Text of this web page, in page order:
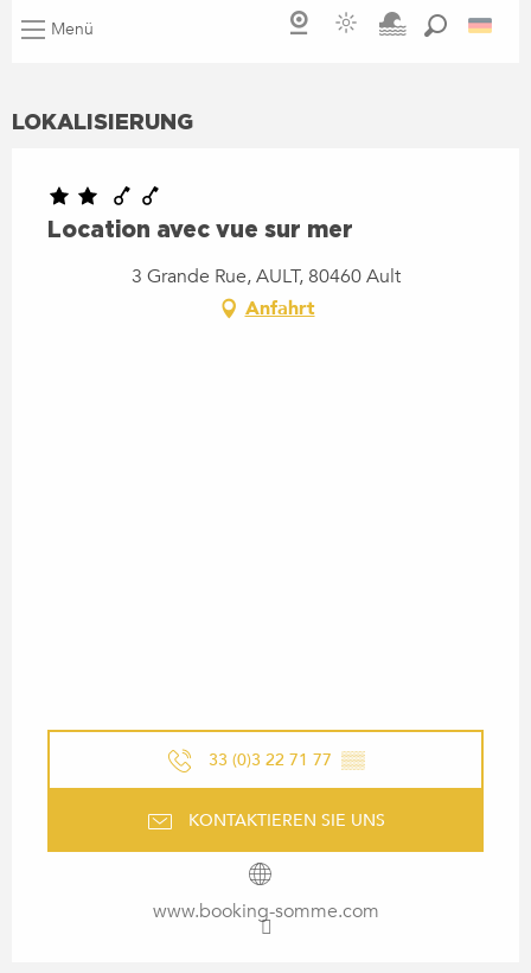
LOKALISIERUNG
Location avec vue sur mer
3 Grande Rue, AULT, 80460 Ault
Anfahrt
33 (0)3 22 71 77 ▒▒
KONTAKTIEREN SIE UNS
www.booking-somme.com